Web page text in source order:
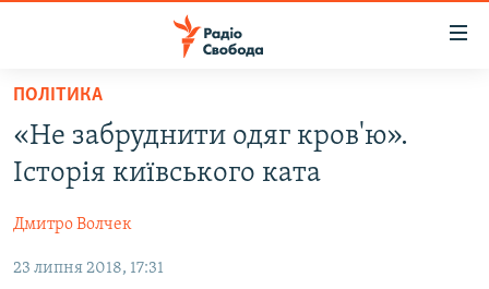
Перейти
основного
матеріалу
Перейти
до
навігації
РАДІО СВОБОДА – 70 РОКІВ
ВСЕ ЗА ДОБУ
СТАТТІ
ПОЛІТИКА
ЕКОНОМІКА
ВІЙНА
РОСІЙСЬКА «ФІЛЬТРАЦІЯ»
ПОЛІТИКА
«Не забруднити одяг кров'ю».
Історія київського ката
Дмитро Волчек
23 липня 2018, 17:31